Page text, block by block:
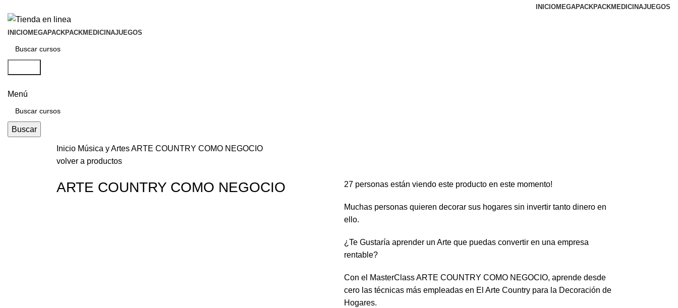
INICIOMEGAPACKPACKMEDICINAJUEGOS
INICIOMEGAPACKPACKMEDICINAJUEGOS
Menú
Buscar
Inicio Música y ArtesARTE COUNTRY COMO NEGOCIO
volver a productos
ARTE COUNTRY COMO NEGOCIO 27 personas están viendo este producto en este momento!
Muchas personas quieren decorar sus hogares sin invertir tanto dinero en
ello.
¿Te Gustaría aprender un Arte que puedas convertir en una empresa
rentable?
Con el MasterClass ARTE COUNTRY COMO NEGOCIO, aprende desde
cero las técnicas más empleadas en El Arte Country para la Decoración de
Hogares.